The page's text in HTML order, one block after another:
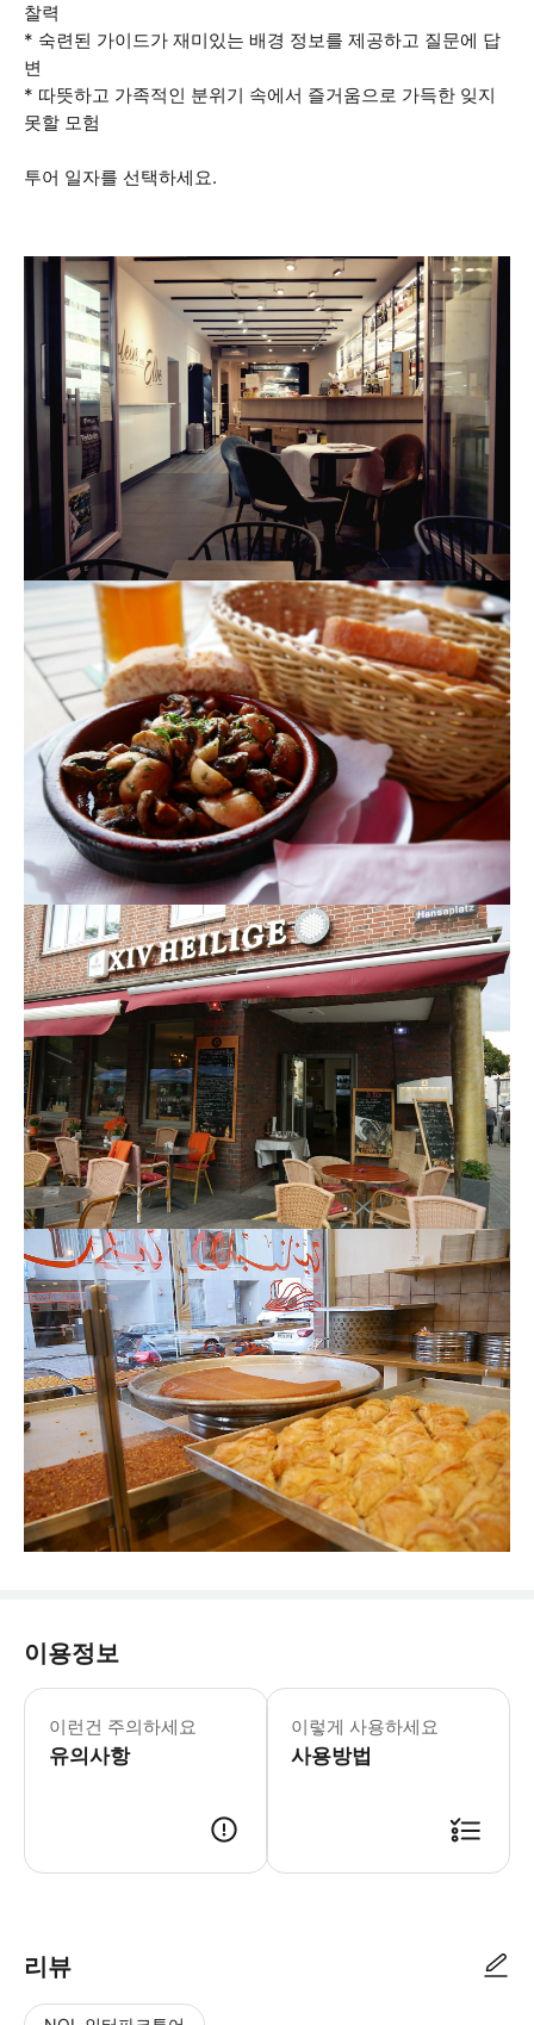
찰력
* 숙련된 가이드가 재미있는 배경 정보를 제공하고 질문에 답
변
* 따뜻하고 가족적인 분위기 속에서 즐거움으로 가득한 잊지
못할 모험
투어 일자를 선택하세요.
이용정보
이런건 주의하세요
유의사항
이렇게 사용하세요
사용방법
리뷰